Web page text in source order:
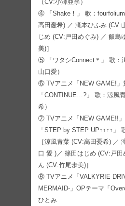
（CV:小澤亜李）
④ 「Shake！」 歌：
高田憂希) ／ 滝本ひふみ (CV:
じめ (CV:戸田めぐみ) ／ 飯島
美)］
⑤ 「ワタシConnect＊」 歌：
山口愛）
⑥ TVアニメ「NEW GAME!」
「CONTINUE…?」 歌：涼風
希）
⑦ TVアニメ「NEW GAME!!
「STEP by STEP UP↑↑↑↑」
［涼風青葉 (CV:高田憂希) ／
口 愛 )／ 篠田はじめ (CV:戸
ん (CV:竹尾歩美)］
⑧ TVアニメ「VALKYRIE
MERMAID-」OPテーマ「
ひとみ